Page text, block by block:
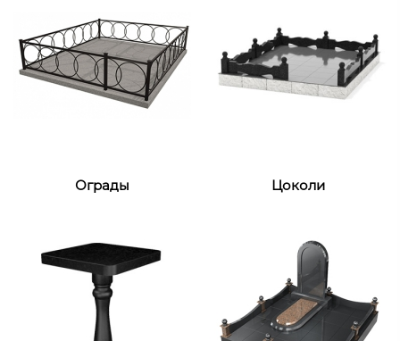
Ограды Цоколи